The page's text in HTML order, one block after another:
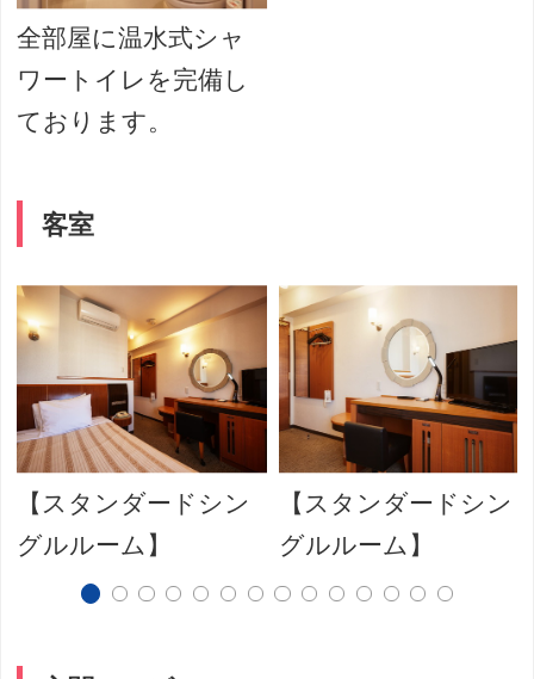
全部屋に温水式シャ
ワートイレを完備し
ております。
客室
【スタンダードシン
グルルーム】
【スタンダードシン
グルルーム】